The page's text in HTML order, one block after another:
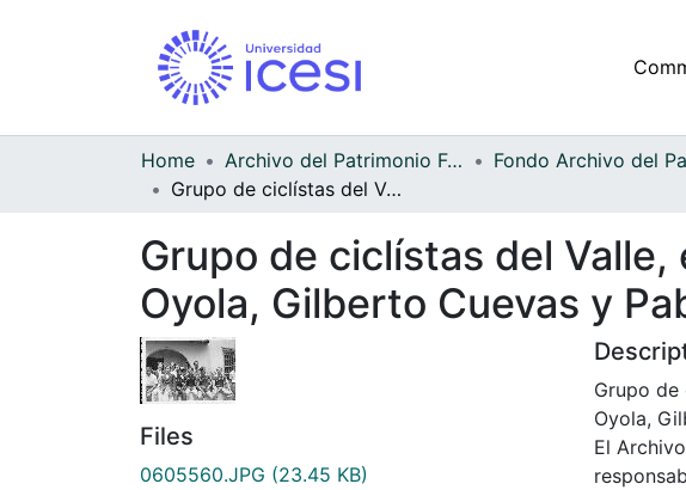
Home Archivo del Patrimonio Fotográfico y Fílmico del Valle del Cauca
Grupo de ciclístas del Valle, entre ellos Argemiro Sánchez, Oscar Oyola, Gilberto Cuevas y Pablo Pazmin
Grupo de ciclístas del
Oyola, Gilberto Cuevas y
Files
0605560.JPG (23.45 KB)
Grupo de
Oyola,
El